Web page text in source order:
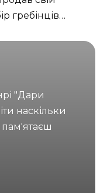
гребінців…
"Дари
наскільки
пам'ятаєш